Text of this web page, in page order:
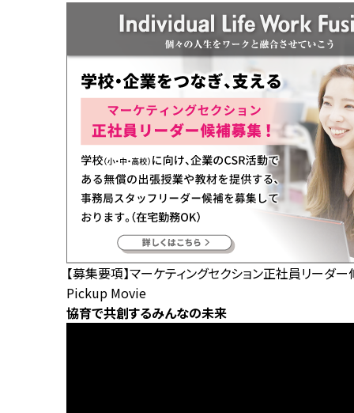
【募集要項】マーケティングセクション正社員リーダ
Pickup Movie
協育で共創するみんなの未来